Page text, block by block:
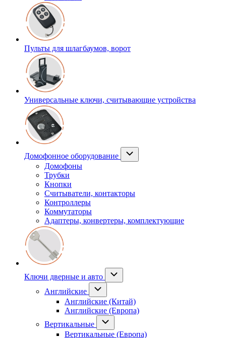
Пульты для шлагбаумов, ворот
Универсальные ключи, считывающие устройства
Домофонное оборудование
Домофоны
Трубки
Кнопки
Считыватели, контакторы
Контроллеры
Коммутаторы
Адаптеры, конвертеры, комплектующие
Ключи дверные и авто
Английские
Английские (Китай)
Английские (Европа)
Вертикальные
Вертикальные (Европа)